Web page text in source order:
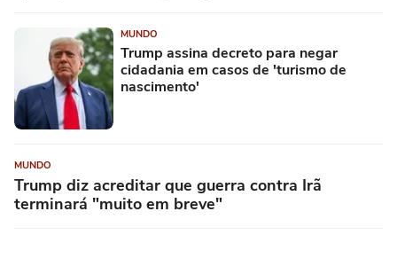
MUNDO
Trump assina decreto para negar
cidadania em casos de 'turismo de
nascimento'
MUNDO
Trump diz acreditar que guerra contra Irã
terminará "muito em breve"